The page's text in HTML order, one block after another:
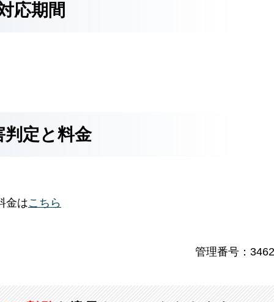
応期間
判定と料金
金はこちら
管理番号：